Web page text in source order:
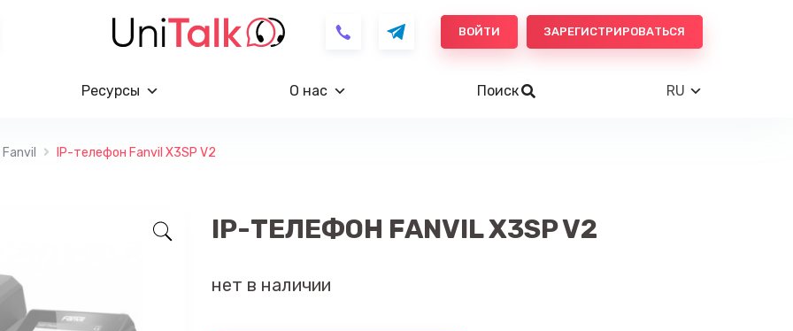
ВОЙТИ ЗАРЕГИСТРИРОВАТЬСЯ
Ресурсы О нас Поиск RU
IP-телефон Fanvil X3SP V2
IP-ТЕЛЕФОН FANVIL X3SP V2
нет в наличии